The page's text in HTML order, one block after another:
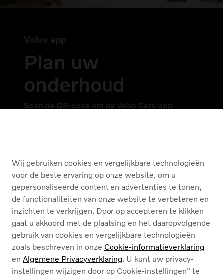
Volvo app
Plan uw
onderhoud
Scan de QR-code om de Volvo Cars-app
D'Hondt
Inhoud van deze pagina
Wij gebruiken cookies en vergelijkbare technologieën
voor de beste ervaring op onze website, om u
gepersonaliseerde content en advertenties te tonen,
de functionaliteiten van onze website te verbeteren en
inzichten te verkrijgen. Door op accepteren te klikken
gaat u akkoord met de plaatsing en het daaropvolgende
gebruik van cookies en vergelijkbare technologieën
zoals beschreven in onze Cookie-informatieverklaring
en Algemene Privacyverklaring. U kunt uw privacy-
instellingen wijzigen door op Cookie-instellingen" te